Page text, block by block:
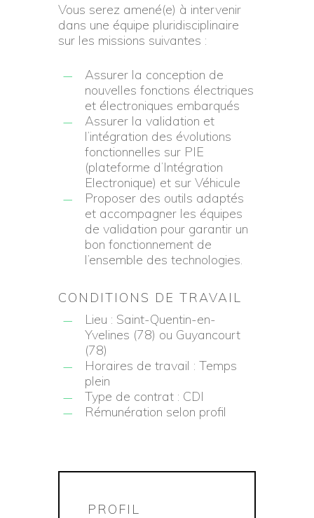
Vous serez amené(e) à intervenir
dans une équipe pluridisciplinaire
sur les missions suivantes :
Assurer la conception de
nouvelles fonctions électriques
et électroniques embarqués
Assurer la validation et
l’intégration des évolutions
fonctionnelles sur PIE
(plateforme d’Intégration
Electronique) et sur Véhicule
Proposer des outils adaptés
et accompagner les équipes
de validation pour garantir un
bon fonctionnement de
l’ensemble des technologies.
CONDITIONS DE TRAVAIL
Lieu : Saint-Quentin-en-
Yvelines (78) ou Guyancourt
(78)
Horaires de travail : Temps
plein
Type de contrat : CDI
Rémunération selon profil
PROFIL